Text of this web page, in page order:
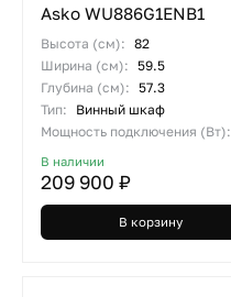
Asko WU886G1ENB1
Высота (см): 82
Ширина (см): 59.5
Глубина (см): 57.3
Тип:
Винный шкаф
Мощность подключения (Вт):
В наличии
209 900 ₽
В корзину